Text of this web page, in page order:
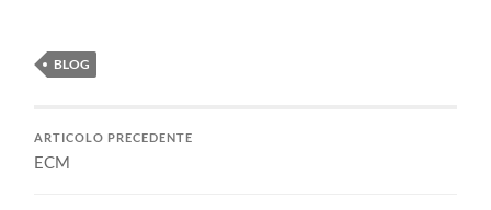
BLOG
ARTICOLO PRECEDENTE
ECM